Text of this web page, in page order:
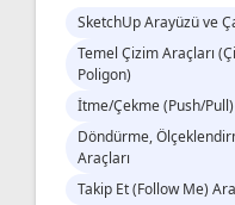
SketchUp Arayüzü ve
Temel Çizim Araçları
Poligon)
İtme/Çekme (Push/
Döndürme,
Araçları
Takip Et (Follow Me)